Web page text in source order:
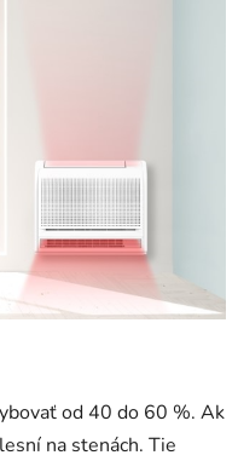
od 40 do 60 %. Ak
na stenách. Tie